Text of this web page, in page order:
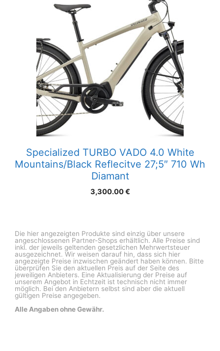
Specialized TURBO VADO 4.0 White
Mountains/Black Reflecitve 27;5″ 710 Wh
Diamant
3,300.00€
Die hier angezeigten Produkte sind einzig über unsere
angeschlossenen Partner-Shops erhältlich. Alle Preise sind
inkl. der jeweils geltenden gesetzlichen Mehrwertsteuer
ausgezeichnet. Wir weisen darauf hin, dass sich hier
angezeigte Preise inzwischen geändert haben können. Bitte
überprüfen Sie den aktuellen Preis auf der Seite des
jeweiligen Anbieters. Eine Aktualisierung der Preise auf
unserem Angebot in Echtzeit ist technisch nicht immer
möglich. Bei den Anbietern selbst sind aber die aktuell
gültigen Preise angegeben.
Alle Angaben ohne Gewähr.